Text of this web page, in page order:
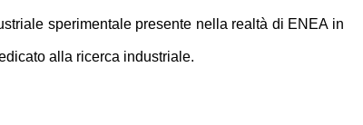
sperimentale presente nella realtà di ENEA in
alla ricerca industriale.